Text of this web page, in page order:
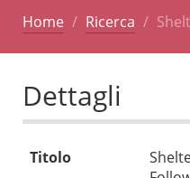
Home Ricerca
Dettagli
Titolo